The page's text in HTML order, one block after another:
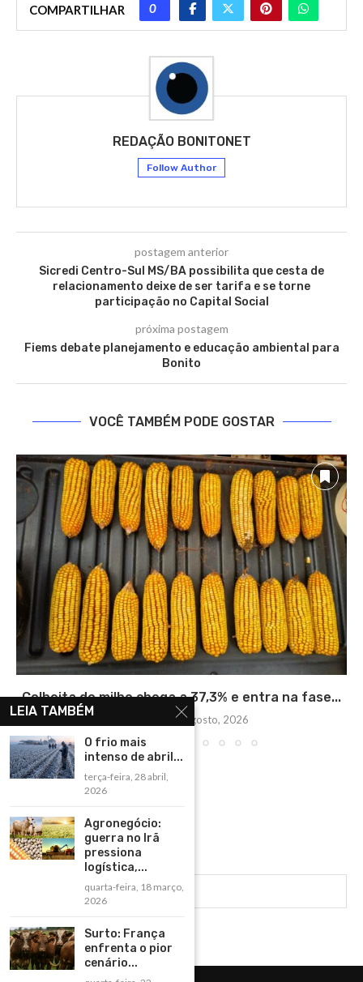
COMPARTILHAR 0
REDAÇÃO BONITONET
Follow Author
postagem anterior
Sicredi Centro-Sul MS/BA possibilita que cesta de
relacionamento deixe de ser tarifa e se torne
participação no Capital Social
próxima postagem
Fiems debate planejamento e educação ambiental para
Bonito
VOCÊ TAMBÉM PODE GOSTAR
Colheita do milho chega a 37,3% e entra na fase...
quarta-feira, 5 agosto, 2026
LEIA TAMBÉM
O frio mais
intenso de abril...
terça-feira, 28 abril,
2026
Agronegócio:
guerra no Irã
pressiona
logística,...
quarta-feira, 18 março,
2026
Surto: França
enfrenta o pior
cenário...